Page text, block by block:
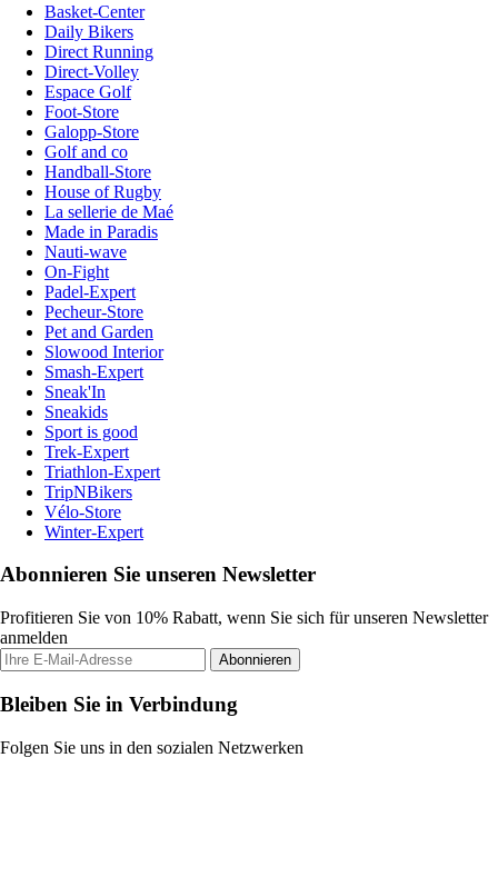
Basket-Center
Daily Bikers
Direct Running
Direct-Volley
Espace Golf
Foot-Store
Galopp-Store
Golf and co
Handball-Store
House of Rugby
La sellerie de Maé
Made in Paradis
Nauti-wave
On-Fight
Padel-Expert
Pecheur-Store
Pet and Garden
Slowood Interior
Smash-Expert
Sneak'In
Sneakids
Sport is good
Trek-Expert
Triathlon-Expert
TripNBikers
Vélo-Store
Winter-Expert
Abonnieren Sie unseren Newsletter
Profitieren Sie von 10% Rabatt, wenn Sie sich für unseren Newsletter
anmelden
Abonnieren
Bleiben Sie in Verbindung
Folgen Sie uns in den sozialen Netzwerken